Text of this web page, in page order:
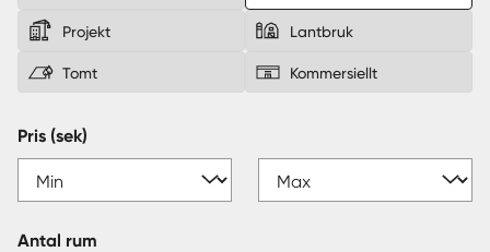
Projekt Lantbruk
Tomt Kommersiellt
Pris (sek)
Antal rum